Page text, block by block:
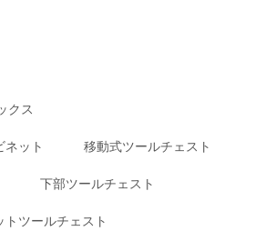
クス
ネット 移動式ツールチェスト
下部ツールチェスト
トツールチェスト